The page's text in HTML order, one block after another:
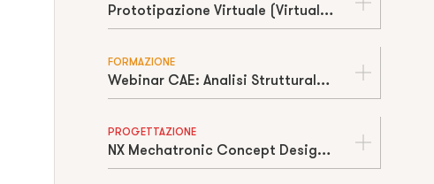
Prototipazione Virtuale (Virtual Prototyping): Cos’è, Come Funziona e Perché Riduce Tempi e Costi
FORMAZIONE
Webinar CAE: Analisi Strutturale Non Lineare con Siemens Nastran
PROGETTAZIONE
NX Mechatronic Concept Design (MCD)